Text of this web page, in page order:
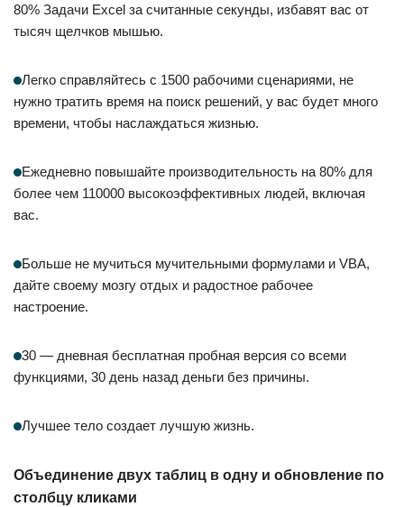
80% Задачи Excel за считанные секунды, избавят вас от
тысяч щелчков мышью.
Легко справляйтесь с 1500 рабочими сценариями, не
нужно тратить время на поиск решений, у вас будет много
времени, чтобы наслаждаться жизнью.
Ежедневно повышайте производительность на 80% для
более чем 110000 высокоэффективных людей, включая
вас.
Больше не мучиться мучительными формулами и VBA,
дайте своему мозгу отдых и радостное рабочее
настроение.
30 — дневная бесплатная пробная версия со всеми
функциями, 30 день назад деньги без причины.
Лучшее тело создает лучшую жизнь.
Объединение двух таблиц в одну и обновление по
столбцу кликами